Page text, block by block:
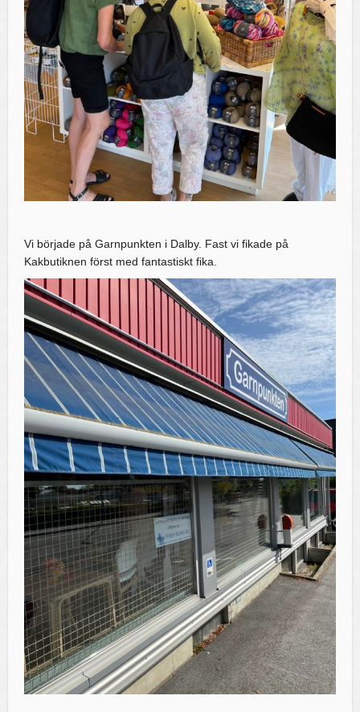
Vi började på Garnpunkten i Dalby. Fast vi fikade på
Kakbutiknen först med fantastiskt fika.